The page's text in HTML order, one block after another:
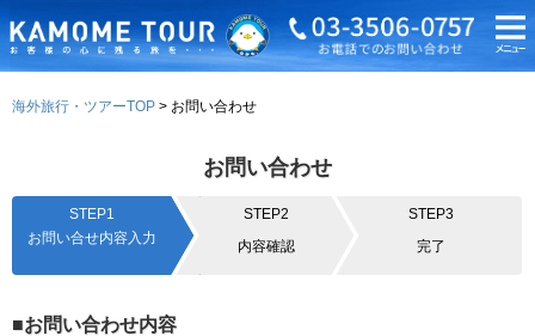
海外旅行・ツアーTOP お問い合わせ
お問い合わせ
STEP1
お問い合せ内容入力
STEP2
内容確認
STEP3
完了
■お問い合わせ内容